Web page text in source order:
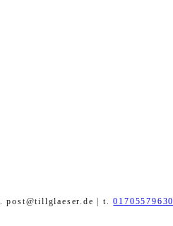
post@tillglaeser.de | t.01705579630